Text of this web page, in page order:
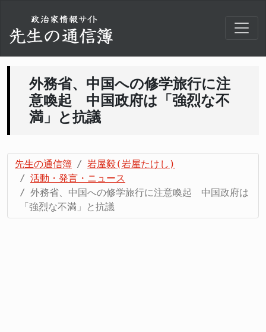
外務省、中国への修学旅行に注
意喚起 中国政府は「強烈な不
満」と抗議
先生の通信簿
岩屋毅(岩屋たけし)
活動・発言・ニュース
外務省、中国への修学旅行に注意喚起 中国政府は
「強烈な不満」と抗議